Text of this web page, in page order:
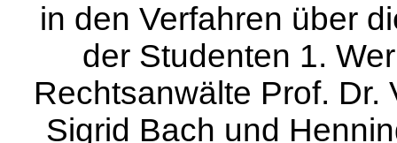
in den Verfahren über
der Studenten 1.
Rechtsanwälte Prof. Dr.
Sigrid Bach und